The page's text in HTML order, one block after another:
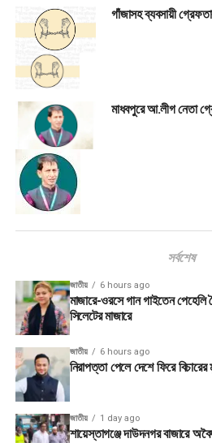
গাঁজাসহ ব্যবসায়ী
মাধবপুরে আ.লীগ নেতা
সর্বশেষ
জাতীয় 6 hours ago
মাজারে-ওরসে গান গাইতেন পেহেলি
সিলেটের মাজারে
জাতীয় 6 hours ago
নিরাপত্তা পেলে দেশে ফিরে
জাতীয় 1 day ago
শায়েস্তাগঞ্জে দাউদনগর বাজারে